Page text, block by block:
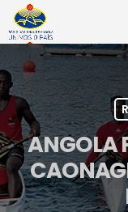
ANGOLA